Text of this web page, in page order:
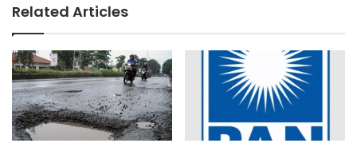
Related Articles